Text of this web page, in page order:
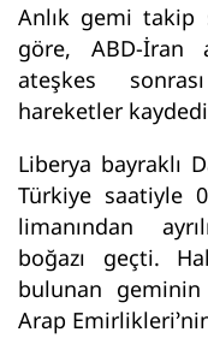
Anlık gemi takip
göre, ABD-İran
ateşkes
hareketler
Liberya bayraklı
Türkiye saatiyle
limanından
boğazı geçti.
bulunan
Arap